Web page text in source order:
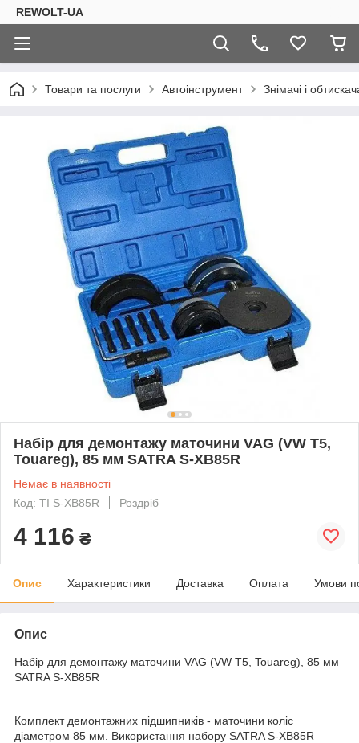
REWOLT-UA
Товари та послуги Автоінструмент Знімачі і
Набір для демонтажу маточини VAG (VW T5,
Touareg), 85 мм SATRA S-XB85R
Немає в наявності
Код: TI S-XB85R
Роздріб
4 116 ₴
Опис Характеристики Доставка Оплата Умови
Опис
Набір для демонтажу маточини VAG (VW T5, Touareg), 85 мм
SATRA S-XB85R
Комплект демонтажних підшипників - маточини коліс
діаметром 85 мм. Використання набору SATRA S-XB85R